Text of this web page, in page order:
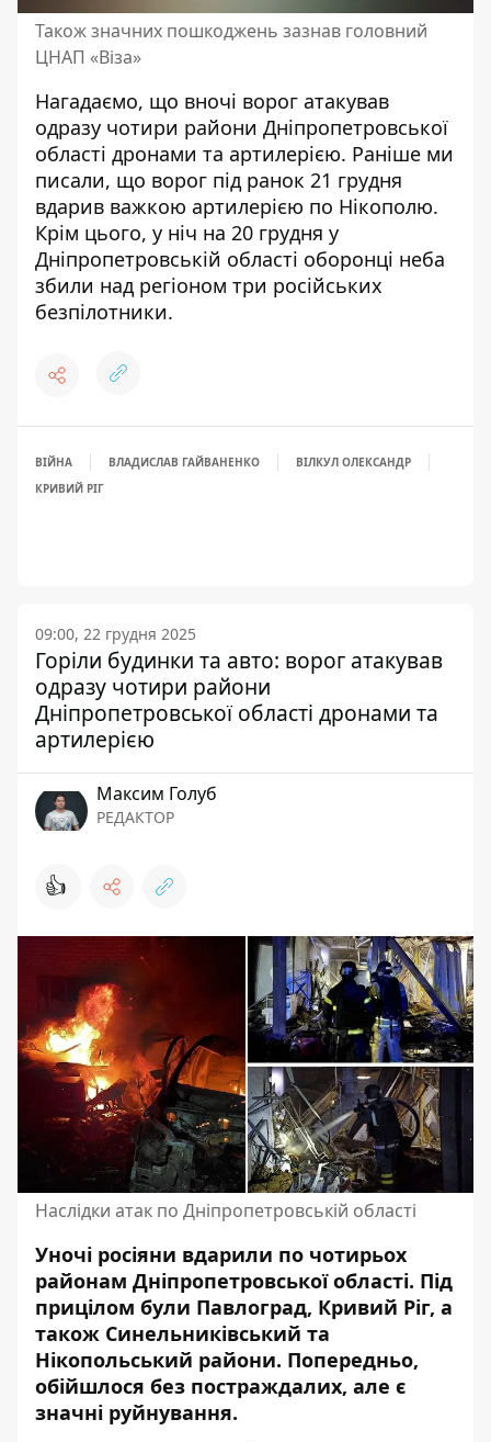
Також значних пошкоджень зазнав головний
ЦНАП «Віза»
Нагадаємо, що вночі ворог атакував
одразу чотири райони Дніпропетровської
області дронами та артилерією. Раніше ми
писали, що ворог під ранок 21 грудня
вдарив важкою артилерією по Нікополю.
Крім цього, у ніч на 20 грудня у
Дніпропетровській області оборонці неба
збили над регіоном три російських
безпілотники.
ВІЙНА ВЛАДИСЛАВ ГАЙВАНЕНКО
ВІЛКУЛ ОЛЕКСАНДР
КРИВИЙ РІГ
09:00, 22 грудня 2025
Горіли будинки та авто: ворог атакував
одразу чотири райони
Дніпропетровської області дронами та
артилерією
Максим Голуб
РЕДАКТОР
👍
Наслідки атак по Дніпропетровській області
Уночі росіяни вдарили по чотирьох
районам Дніпропетровської області. Під
прицілом були Павлоград, Кривий Ріг, а
також Синельниківський та
Нікопольський райони. Попередньо,
обійшлося без постраждалих, але є
значні руйнування.